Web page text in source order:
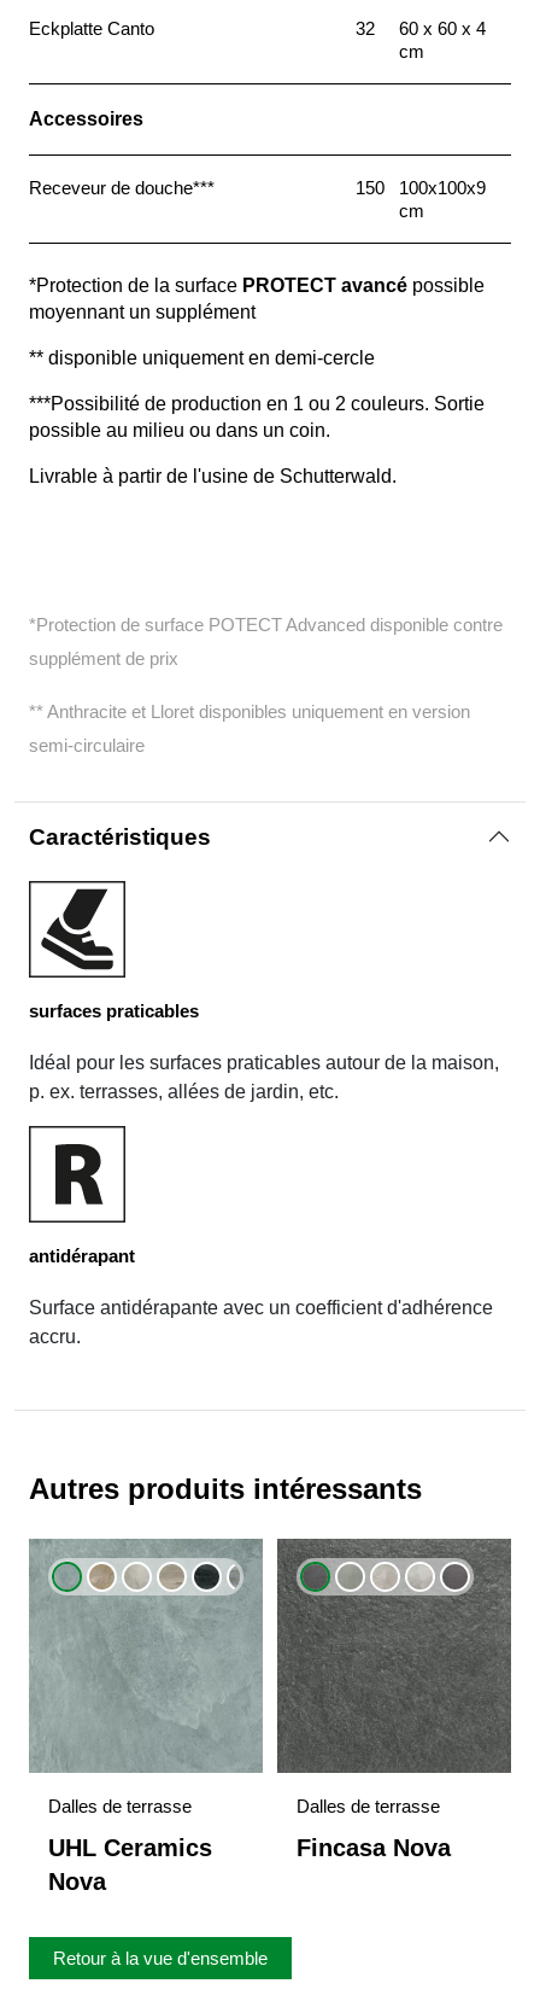
Eckplatte Canto 32
60 x 60 x 4
cm
Accessoires
Receveur de douche*** 150
100x100x9
cm
*Protection de la surface PROTECT avancé possible
moyennant un supplément
** disponible uniquement en demi-cercle
***Possibilité de production en 1 ou 2 couleurs. Sortie
possible au milieu ou dans un coin.
Livrable à partir de l'usine de Schutterwald.
*Protection de surface POTECT Advanced disponible contre
supplément de prix
** Anthracite et Lloret disponibles uniquement en version
semi-circulaire
Caractéristiques
surfaces praticables
Idéal pour les surfaces praticables autour de la maison,
p. ex. terrasses, allées de jardin, etc.
antidérapant
Surface antidérapante avec un coefficient d'adhérence
accru.
Autres produits intéressants
Dalles de terrasse
UHL Ceramics
Nova
Dalles de terrasse
Fincasa Nova
Retour à la vue d'ensemble